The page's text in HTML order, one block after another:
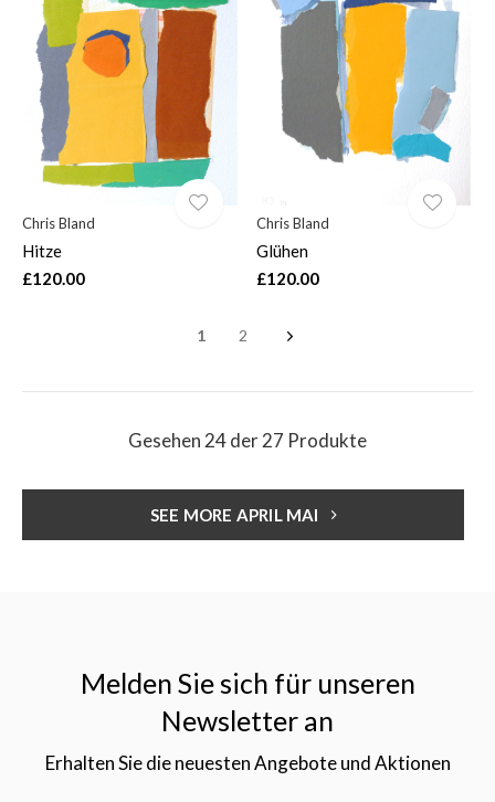
Chris Bland
Hitze
£120.00
Chris Bland
Glühen
£120.00
1 2
Gesehen 24 der 27 Produkte
SEE MORE APRIL MAI
Melden Sie sich für unseren
Newsletter an
Erhalten Sie die neuesten Angebote und Aktionen